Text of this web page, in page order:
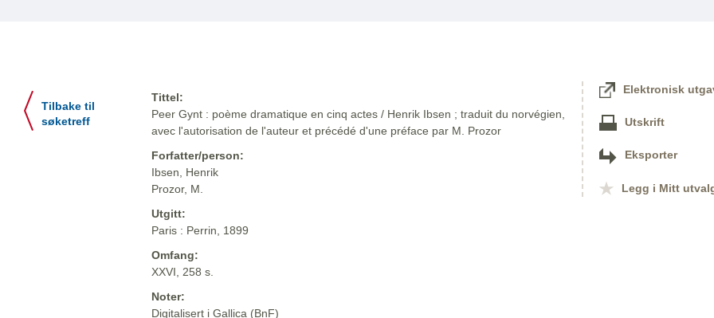
Tilbake til
søketreff
Tittel:
Peer Gynt : poème dramatique en cinq actes / Henrik Ibsen ; traduit du norvégien,
avec l'autorisation de l'auteur et précédé d'une préface par M. Prozor
Forfatter/person:
Ibsen, Henrik
Prozor, M.
Utgitt:
Paris : Perrin, 1899
Omfang:
XXVI, 258 s.
Noter:
Digitalisert i Gallica (BnF)
Elektronisk
Utskrift
Eksporter
Legg i Mitt